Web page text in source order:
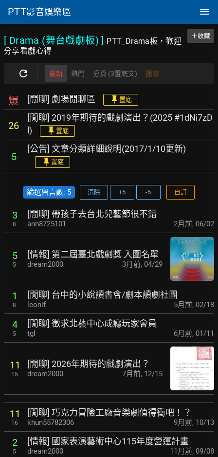
PTT影音娛樂區
[ Drama (舞台戲劇板) ] PTT_Drama板，歡迎
分享看戲心得
＋收藏
最新 熱門 分頁 (3置底文) 搜尋
爆 [閒聊] 劇場閒聊區 置底
26
[閒聊] 2019年期待的戲劇演出？(2025 #1dNi7zD
l)
置底
5
[公告] 文章分類詳細說明(2017/1/10更新)
置底
篩選留言數: 5 清除 +5 -5 自訂
3
8
[閒聊] 帶孩子去台北兒藝節很不錯
ann8725101 2月前, 06/02
5
5
[情報] 第二屆臺北戲劇獎 入圍名單
dream2000 3月前, 04/29
1
8
[閒聊] 台中的小說讀書會/劇本讀劇社團
leonif 5月前, 02/18
4
5
[閒聊] 徵求北藝中心成癮玩家會員
tgl 6月前, 01/11
11
15
[閒聊] 2026年期待的戲劇演出？
dream2000 7月前, 12/15
11
16
[閒聊] 巧克力冒險工廠音樂劇值得衝吧！？
khun55782306 9月前, 10/13
2
5
[情報] 國家表演藝術中心115年度營運計畫
dream2000 11月前, 09/08